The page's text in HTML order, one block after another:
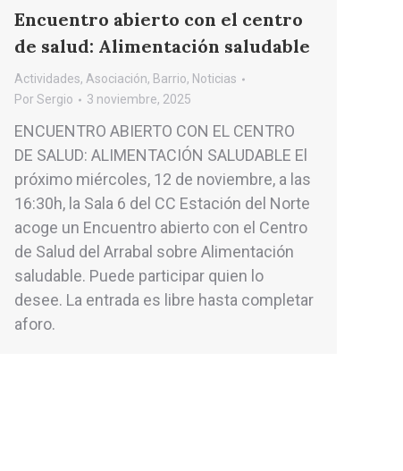
Encuentro abierto con el centro
de salud: Alimentación saludable
Actividades, Asociación, Barrio, Noticias
PorSergio 3 noviembre, 2025
ENCUENTRO ABIERTO CON EL CENTRO
DE SALUD: ALIMENTACIÓN SALUDABLE El
próximo miércoles, 12 de noviembre, a las
16:30h, la Sala 6 del CC Estación del Norte
acoge un Encuentro abierto con el Centro
de Salud del Arrabal sobre Alimentación
saludable. Puede participar quien lo
desee. La entrada es libre hasta completar
aforo.